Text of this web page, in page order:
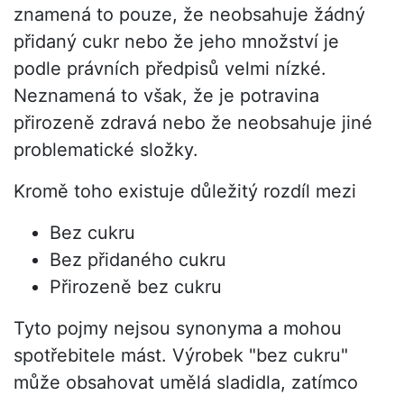
znamená to pouze, že neobsahuje žádný
přidaný cukr nebo že jeho množství je
podle právních předpisů velmi nízké.
Neznamená to však, že je potravina
přirozeně zdravá nebo že neobsahuje jiné
problematické složky.
Kromě toho existuje důležitý rozdíl mezi
Bez cukru
Bez přidaného cukru
Přirozeně bez cukru
Tyto pojmy nejsou synonyma a mohou
spotřebitele mást. Výrobek "bez cukru"
může obsahovat umělá sladidla, zatímco